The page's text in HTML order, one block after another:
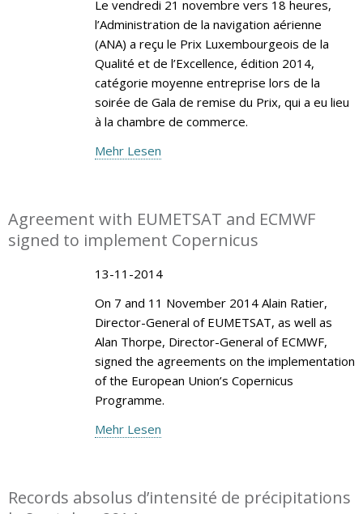
Le vendredi 21 novembre vers 18 heures,
l’Administration de la navigation aérienne
(ANA) a reçu le Prix Luxembourgeois de la
Qualité et de l’Excellence, édition 2014,
catégorie moyenne entreprise lors de la
soirée de Gala de remise du Prix, qui a eu lieu
à la chambre de commerce.
Mehr Lesen
Agreement with EUMETSAT and ECMWF
signed to implement Copernicus
13-11-2014
On 7 and 11 November 2014 Alain Ratier,
Director-General of EUMETSAT, as well as
Alan Thorpe, Director-General of ECMWF,
signed the agreements on the implementation
of the European Union’s Copernicus
Programme.
Mehr Lesen
Records absolus d’intensité de précipitations